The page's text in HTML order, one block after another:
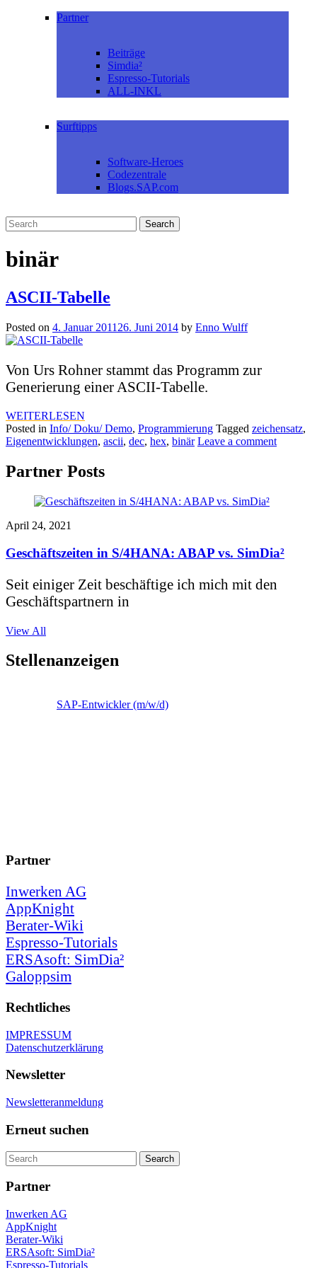
Partner
Beiträge
Simdia²
Espresso-Tutorials
ALL-INKL
Surftipps
Software-Heroes
Codezentrale
Blogs.SAP.com
binär
ASCII-Tabelle
Posted on 4. Januar 2011 26. Juni 2014 by Enno Wulff
Von Urs Rohner stammt das Programm zur
Generierung einer ASCII-Tabelle.
WEITERLESEN
Posted in Info/ Doku/ Demo, Programmierung Tagged zeichensatz,
Eigenentwicklungen, ascii, dec, hex, binär Leave a comment
Partner Posts
April 24, 2021
Geschäftszeiten in S/4HANA: ABAP vs. SimDia²
Seit einiger Zeit beschäftige ich mich mit den
Geschäftspartnern in
View All
Stellenanzeigen
SAP-Entwickler (m/w/d)
Partner
Inwerken AG
AppKnight
Berater-Wiki
Espresso-Tutorials
ERSAsoft: SimDia²
Galoppsim
Rechtliches
IMPRESSUM
Datenschutzerklärung
Newsletter
Newsletteranmeldung
Erneut suchen
Partner
Inwerken AG
AppKnight
Berater-Wiki
ERSAsoft: SimDia²
Espresso-Tutorials